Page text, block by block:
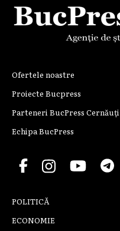
Ofertele noastre
Proiecte Bucpress
Parteneri BucPress Cernăuți
Echipa BucPress
POLITICĂ
ECONOMIE